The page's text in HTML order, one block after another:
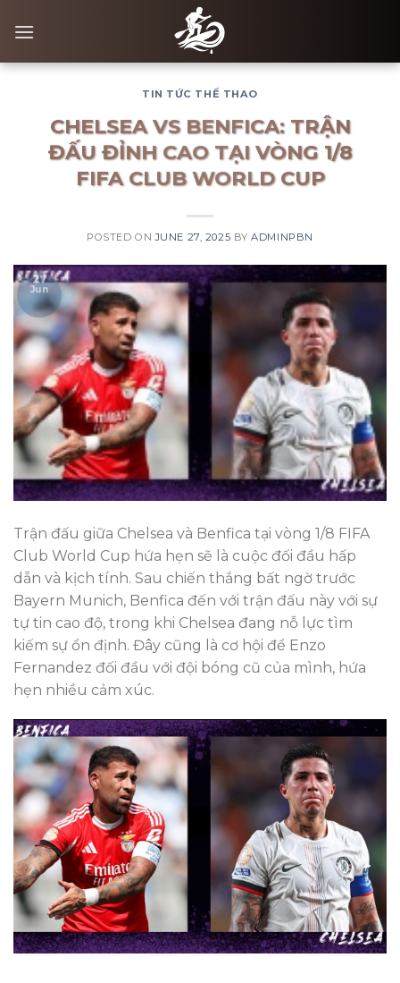
TIN TỨC THỂ THAO
CHELSEA VS BENFICA: TRẬN
ĐẤU ĐỈNH CAO TẠI VÒNG 1/8
FIFA CLUB WORLD CUP
POSTED ONJUNE 27, 2025 BYADMINPBN
27
Jun
Trận đấu giữa Chelsea và Benfica tại vòng 1/8 FIFA
Club World Cup hứa hẹn sẽ là cuộc đối đầu hấp
dẫn và kịch tính. Sau chiến thắng bất ngờ trước
Bayern Munich, Benfica đến với trận đấu này với sự
tự tin cao độ, trong khi Chelsea đang nỗ lực tìm
kiếm sự ổn định. Đây cũng là cơ hội để Enzo
Fernandez đối đầu với đội bóng cũ của mình, hứa
hẹn nhiều cảm xúc.